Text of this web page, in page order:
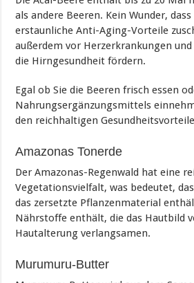
als andere Beeren. Kein Wunder,
erstaunliche Anti-Aging-Vorteile
außerdem vor Herzerkrankungen
die Hirngesundheit fördern.
Egal ob Sie die Beeren frisch essen
Nahrungsergänzungsmittels
den reichhaltigen
Amazonas Tonerde
Der Amazonas-Regenwald hat eine
Vegetationsvielfalt, was bedeutet,
das zersetzte Pflanzenmaterial
Nährstoffe enthält, die das Hautbild
Hautalterung verlangsamen.
Murumuru-Butter